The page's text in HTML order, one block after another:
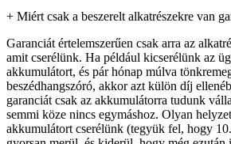
+ Miért csak a beszerelt alkatrészekre van
Garanciát értelemszerűen csak arra az
amit cserélünk. Ha például kicserélünk az
akkumulátort, és pár hónap múlva
beszédhangszóró, akkor azt külön díj
garanciát csak az akkumulátorra tudunk
semmi köze nincs egymáshoz. Olyan
akkumulátort cserélünk (tegyük fel, hogy